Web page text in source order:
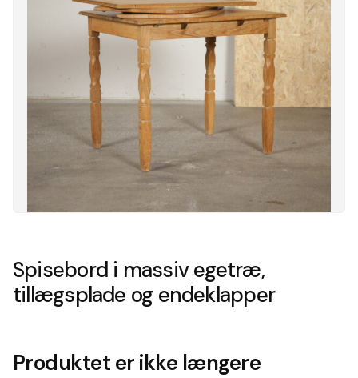
Spisebord i massiv egetræ,
tillægsplade og endeklapper
Produktet er ikke længere